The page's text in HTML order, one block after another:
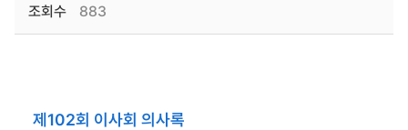
조회수
883
제102회 이사회 의사록